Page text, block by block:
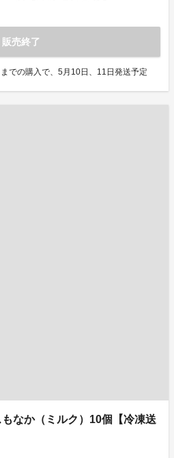
販売終了
での購入で、5月10日、11日発送予定
もなか（ミルク）10個【冷凍送